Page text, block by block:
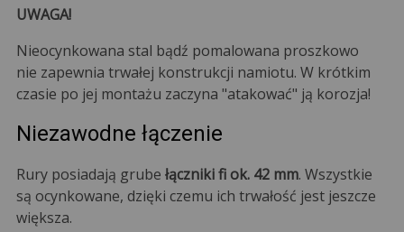
UWAGA!
Nieocynkowana stal bądź pomalowana proszkowo
nie zapewnia trwałej konstrukcji namiotu. W krótkim
czasie po jej montażu zaczyna "atakować" ją korozja!
Niezawodne łączenie
Rury posiadają grube łączniki fi ok. 42 mm. Wszystkie
są ocynkowane, dzięki czemu ich trwałość jest jeszcze
większa.